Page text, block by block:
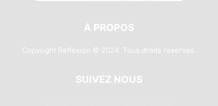
À PROPOS
Copyright Reflexion © 2024. Tous droits reserves.
SUIVEZ NOUS